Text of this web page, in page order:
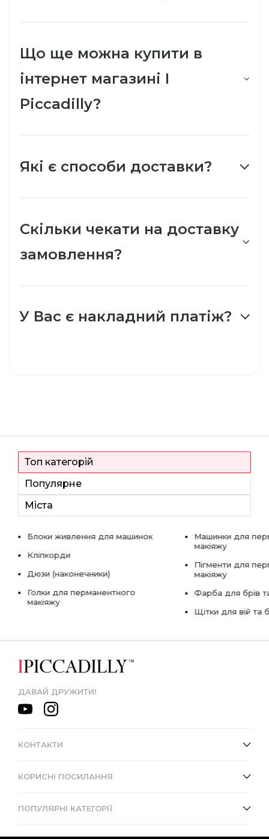
Що ще можна купити в
інтернет магазині I
Piccadilly?
Які є способи доставки?
Скільки чекати на доставку
замовлення?
У Вас є накладний платіж?
Топ категорій
Популярне
Міста
Блоки живлення для машинок
Кліпкорди
Дюзи (наконечники)
Голки для перманентного
макіяжу
Машинки для
макіяжу
Пігменти для
макіяжу
Фарба для брів
Щітки для вій та
ДАВАЙ ДРУЖИТИ!
КОНТАКТИ
КОРИСНІ ПОСИЛАННЯ
ПОПУЛЯРНІ КАТЕГОРІЇ